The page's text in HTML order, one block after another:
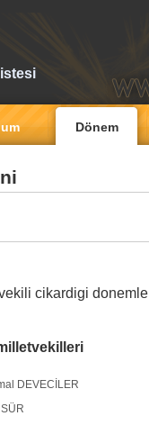
Dönem
cikardigi
DEVECİLER